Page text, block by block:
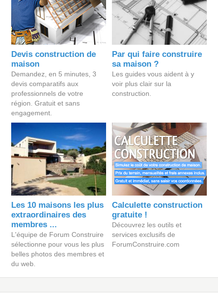
Devis construction de
maison
Demandez, en 5 minutes, 3
devis comparatifs aux
professionnels de votre
région. Gratuit et sans
engagement.
Par qui faire construire
sa maison ?
Les guides vous aident à y
voir plus clair sur la
construction.
Les 10 maisons les plus
extraordinaires des
membres ...
L'équipe de Forum Construire
sélectionne pour vous les plus
belles photos des membres et
du web.
Calculette construction
gratuite !
Découvrez les outils et
services exclusifs de
ForumConstruire.com